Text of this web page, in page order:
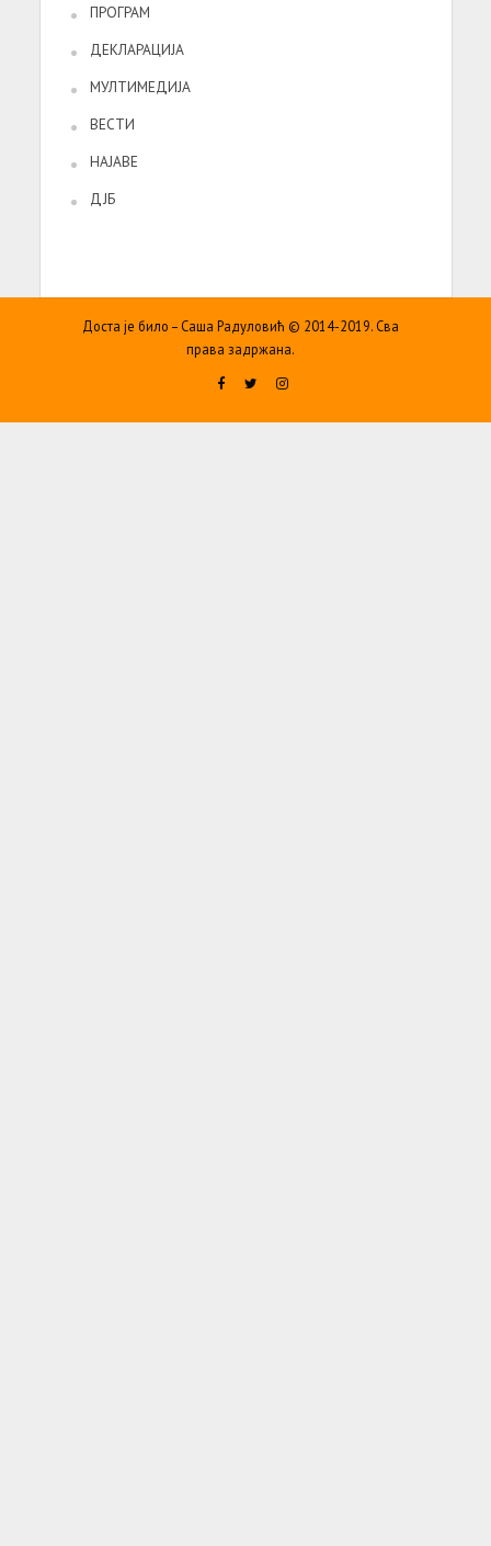
ПРОГРАМ
ДЕКЛАРАЦИЈА
МУЛТИМЕДИЈА
ВЕСТИ
НАЈАВЕ
ДЈБ
Доста је било – Саша Радуловић © 2014-2019. Сва
права задржана.